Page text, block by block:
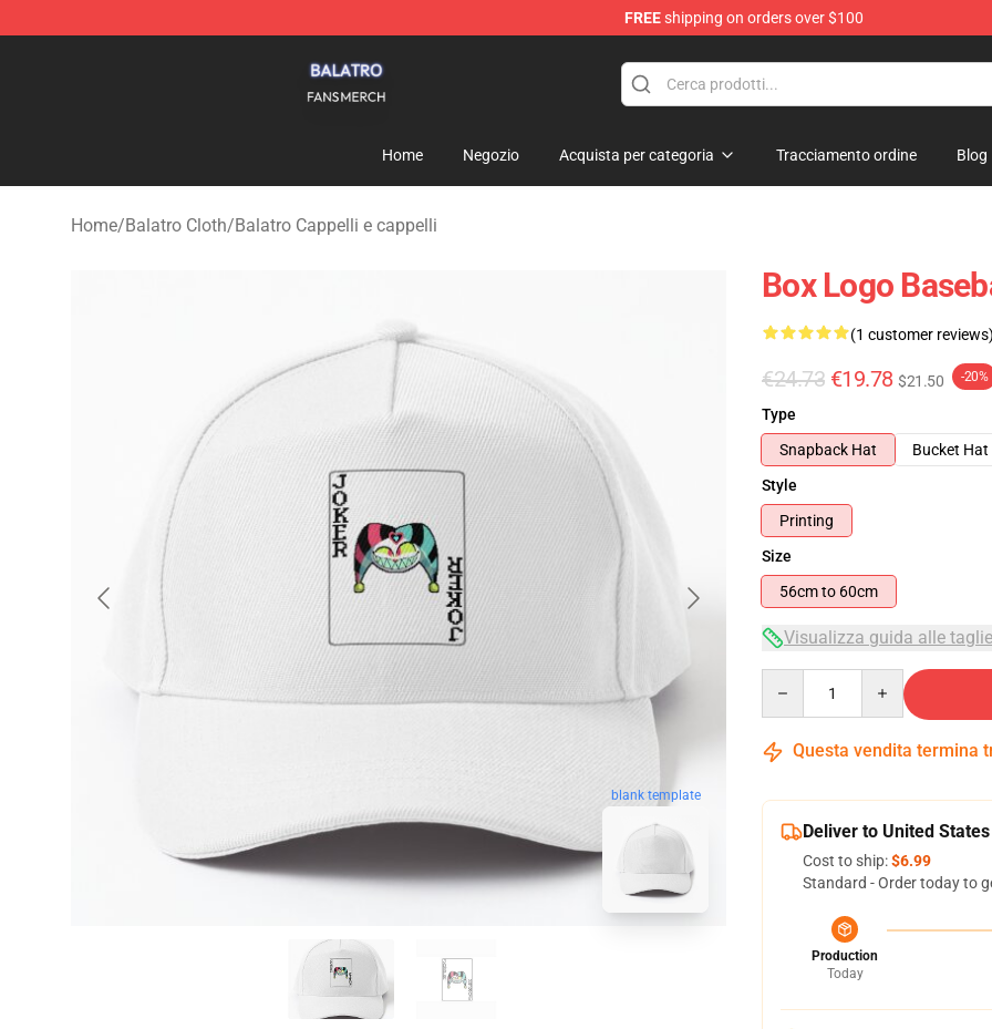
FREEshipping on orders over $100
Home Negozio Acquista per categoria Tracciamento ordine Blog
Home/Balatro Cloth/Balatro Cappelli e cappelli
blank template
Box Logo
(1 customer reviews)
€24.73 €19.78 $21.50 -20%
Type
Snapback Hat
Bucket Hat
Style
Printing
Size
56cm to 60cm
Visualizza guida alle taglie
Questa vendita termina
Deliver to United States
Cost to ship:$6.99
Standard - Order today to
Production
Today